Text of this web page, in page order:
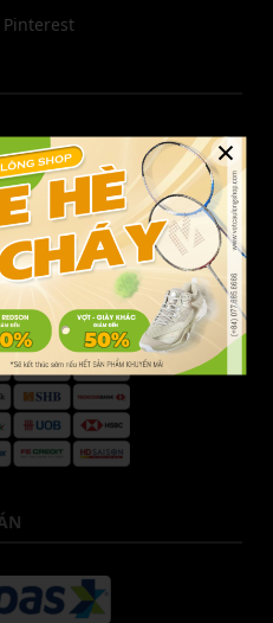
Pinterest
×